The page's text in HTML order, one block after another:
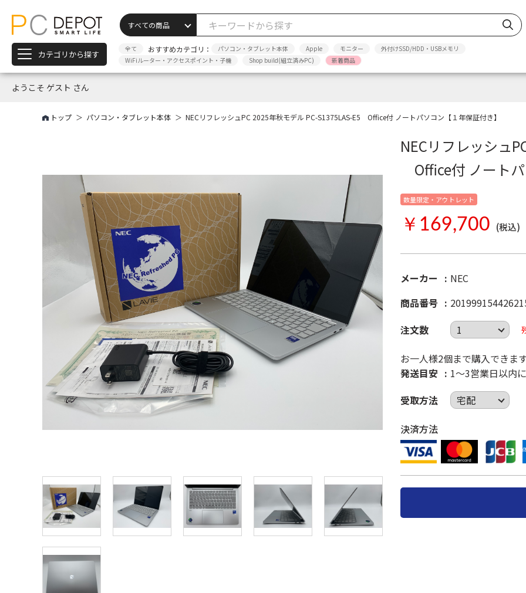
カテゴリから探す 全て おすすめカテゴリ： パソコン・タブレット本体 Apple モニター
外付けSSD/HDD・USBメモリ
WiFiルーター・アクセスポイント・子機
Shop build(組立済みPC) 新着商品
ようこそ ゲスト さん
トップ パソコン・タブレット本体 NECリフレッシュPC 2025年秋モデル PC-S1375LAS-E5 Office付 ノートパソコン【１年保証付き】
NECリフレッシュ
Office付 ノートパ
数量限定・アウトレット
￥169,700 (税込)
メーカー
NEC
商品番号
注文数
お一人様2個まで購入できま
発送目安
1～3営業日以内
受取方法
決済方法